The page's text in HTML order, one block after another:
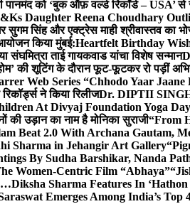
को ‘बुक ऑफ़ वर्ल्ड रिकॉर्ड – USA’ से
Daughter Reena Choudhary
सुगम सिंह और एक्ट्रेस माही श्रीवास्तव का
किया मुंबई:Heartfelt Birthday
संघमित्रा ताई गायकवाड यांचा विशेष सन्मान
की शूटिंग के दौरान फूट-फूटकर रो पड़ीं
Web Series “Chhodo Yaar Jaane
ने किया रिलीजDr. DIPTII SINGH
At Divyaj Foundation Yoga
की उड़ान का नाम है मोनिका सुराजी“From
Beat 2.0 With Archana Gautam,
Sharma in Jehangir Art Gallery
By Sudha Barshikar, Nanda
Women-Centric Film “Abhaya”
Diksha Sharma Features In
Emerges Among India’s